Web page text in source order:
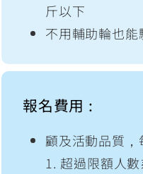
斤以下
不用輔助輪也能
報名費用 :
顧及活動品質
1. 超過限額人